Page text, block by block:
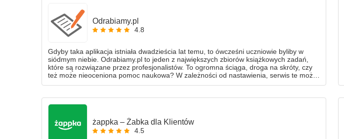
Odrabiamy.pl
4.8
Gdyby taka aplikacja istniała dwadzieścia lat temu, to ówcześni uczniowie byliby w
siódmym niebie. Odrabiamy.pl to jeden z największych zbiorów książkowych zadań,
które są rozwiązane przez profesjonalistów. To ogromna ściąga, droga na skróty, czy
też może nieoceniona pomoc naukowa? W zależności od nastawienia, serwis te może
żappka – Żabka dla Klientów
4.5